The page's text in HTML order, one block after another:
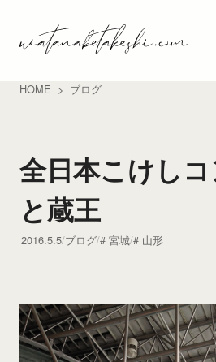
HOME ブログ
全日本こけし
と蔵王
2016.5.5 ブログ 宮城 山形